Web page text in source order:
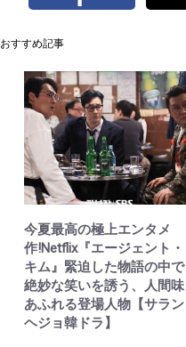
おすすめ記事
今夏最高の極上エンタメ
作!Netflix『エージェント・
キム』緊迫した物語の中で
絶妙な笑いを誘う、人間味
あふれる登場人物【サラン
ヘジョ韓ドラ】